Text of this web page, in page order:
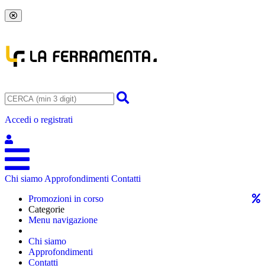
Accedi o registrati
Chi siamo Approfondimenti Contatti
Promozioni in corso
Categorie
Menu navigazione
Chi siamo
Approfondimenti
Contatti